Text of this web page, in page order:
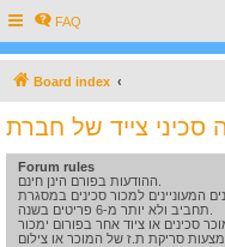
FAQ
Board index
Forum rules
המעוניינים למכור סכינים במסגרת
סכינים או ציוד אחר בפורום ימכור
כי יבדוק באמצעות סריקת ת.ז של המוכר או צילום